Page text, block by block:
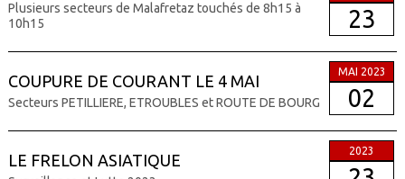
Plusieurs secteurs de Malafretaz touchés de 8h15 à
10h15
23
COUPURE DE COURANT LE 4 MAI
Secteurs PETILLIERE, ETROUBLES et ROUTE DE BOURG
MAI 2023
02
LE FRELON ASIATIQUE
2023